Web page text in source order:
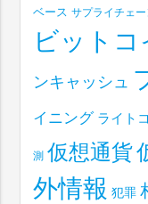
ベース サプライチェー
ビットコ
ンキャッシュ
イニング ライト
測 仮想通貨
外情報 犯罪